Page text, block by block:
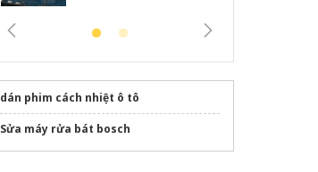
dán phim cách nhiệt ô tô
Sửa máy rửa bát bosch